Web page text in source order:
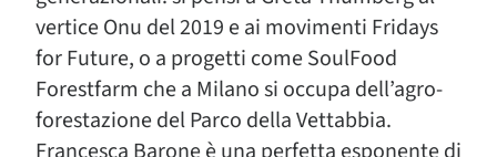
vertice Onu del 2019 e ai movimenti Fridays
for Future, o a progetti come SoulFood
Forestfarm che a Milano si occupa dell’agro-
forestazione del Parco della Vettabbia.